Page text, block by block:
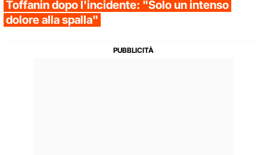
Toffanin dopo l'incidente: "Solo un intenso
dolore alla spalla"